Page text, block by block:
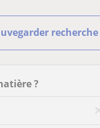
recherche
?